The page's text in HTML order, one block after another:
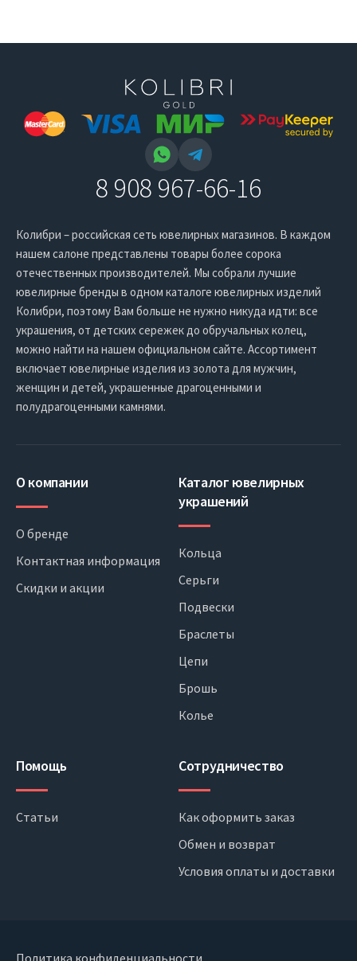
8 908 967-66-16
Колибри – российская сеть ювелирных магазинов. В каждом
нашем салоне представлены товары более сорока
отечественных производителей. Мы собрали лучшие
ювелирные бренды в одном каталоге ювелирных изделий
Колибри, поэтому Вам больше не нужно никуда идти: все
украшения, от детских сережек до обручальных колец,
можно найти на нашем официальном сайте. Ассортимент
включает ювелирные изделия из золота для мужчин,
женщин и детей, украшенные драгоценными и
полудрагоценными камнями.
О компании
О бренде
Контактная информация
Скидки и акции
Каталог ювелирных
украшений
Кольца
Серьги
Подвески
Браслеты
Цепи
Брошь
Колье
Помощь
Статьи
Сотрудничество
Как оформить заказ
Обмен и возврат
Условия оплаты и доставки